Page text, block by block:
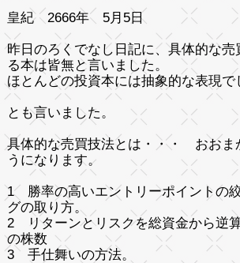
皇紀 2666年 5月5日
昨日のろくでなし日記に、具体的な売
る本は皆無と言いました。
ほとんどの投資本には抽象的な表現で
とも言いました。
具体的な売買技法とは・・・ おおま
うになります。
1 勝率の高いエントリーポイントの
グの取り方。
2 リターンとリスクを総資金から逆
の株数
3 手仕舞いの方法。